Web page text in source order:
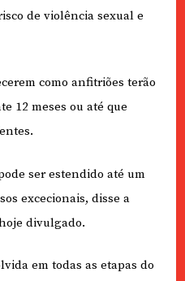
de violência sexual e
como anfitriões terão
12 meses ou até que
ser estendido até um
excecionais, disse a
divulgado.
em todas as etapas do